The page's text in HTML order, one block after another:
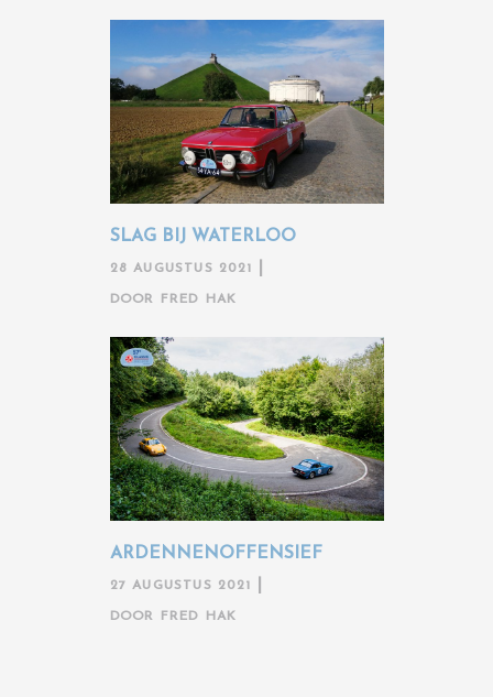
SLAG BIJ WATERLOO
28 AUGUSTUS 2021
DOOR FRED HAK
ARDENNENOFFENSIEF
27 AUGUSTUS 2021
DOOR FRED HAK